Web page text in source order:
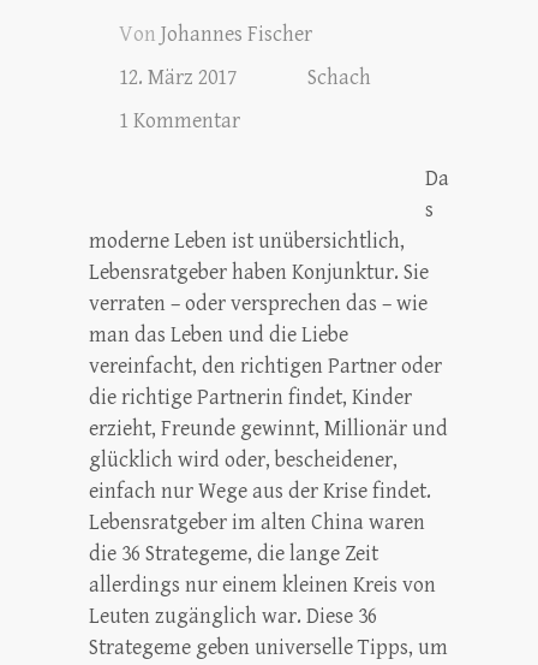
Von Johannes Fischer
12. März 2017
Schach
1 Kommentar
Da
s
moderne Leben ist unübersichtlich,
Lebensratgeber haben Konjunktur. Sie
verraten – oder versprechen das – wie
man das Leben und die Liebe
vereinfacht, den richtigen Partner oder
die richtige Partnerin findet, Kinder
erzieht, Freunde gewinnt, Millionär und
glücklich wird oder, bescheidener,
einfach nur Wege aus der Krise findet.
Lebensratgeber im alten China waren
die 36 Strategeme, die lange Zeit
allerdings nur einem kleinen Kreis von
Leuten zugänglich war. Diese 36
Strategeme geben universelle Tipps, um